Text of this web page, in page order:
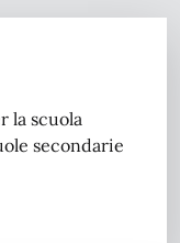
la scuola
secondarie